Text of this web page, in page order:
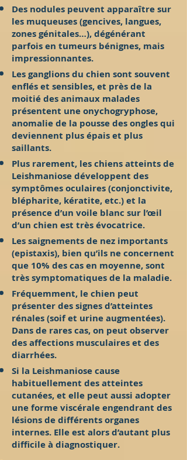
Des nodules peuvent apparaître sur
les muqueuses (gencives, langues,
zones génitales…), dégénérant
parfois en tumeurs bénignes, mais
impressionnantes.
Les ganglions du chien sont souvent
enflés et sensibles, et près de la
moitié des animaux malades
présentent une onychogryphose,
anomalie de la pousse des ongles qui
deviennent plus épais et plus
saillants.
Plus rarement, les chiens atteints de
Leishmaniose développent des
symptômes oculaires (conjonctivite,
blépharite, kératite, etc.) et la
présence d’un voile blanc sur l’œil
d’un chien est très évocatrice.
Les saignements de nez importants
(epistaxis), bien qu’ils ne concernent
que 10% des cas en moyenne, sont
très symptomatiques de la maladie.
Fréquemment, le chien peut
présenter des signes d’atteintes
rénales (soif et urine augmentées).
Dans de rares cas, on peut observer
des affections musculaires et des
diarrhées.
Si la Leishmaniose cause
habituellement des atteintes
cutanées, et elle peut aussi adopter
une forme viscérale engendrant des
lésions de différents organes
internes. Elle est alors d’autant plus
difficile à diagnostiquer.